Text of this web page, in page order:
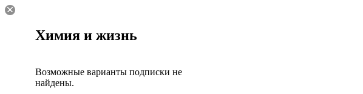
Химия и жизнь
Возможные варианты подписки не
найдены.